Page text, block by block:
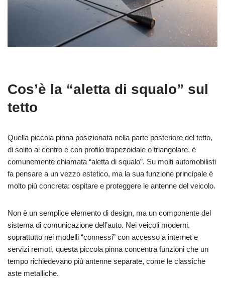
Cos’è la “aletta di squalo” sul
tetto
Quella piccola pinna posizionata nella parte posteriore del tetto,
di solito al centro e con profilo trapezoidale o triangolare, è
comunemente chiamata “aletta di squalo”. Su molti automobilisti
fa pensare a un vezzo estetico, ma la sua funzione principale è
molto più concreta: ospitare e proteggere le antenne del veicolo.
Non è un semplice elemento di design, ma un componente del
sistema di comunicazione dell’auto. Nei veicoli moderni,
soprattutto nei modelli “connessi” con accesso a internet e
servizi remoti, questa piccola pinna concentra funzioni che un
tempo richiedevano più antenne separate, come le classiche
aste metalliche.